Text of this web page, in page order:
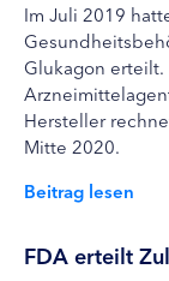
Im Juli 2019
Glukagon
Hersteller
Mitte 2020.
Beitrag lesen
FDA erteilt